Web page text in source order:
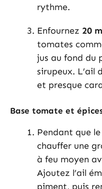
rythme.
Enfournez 20
tomates
jus au fond du
sirupeux. L’ail
et presque
Base tomate et
Pendant que
chauffer une
à feu moyen
Ajoutez l’ail
piment, puis